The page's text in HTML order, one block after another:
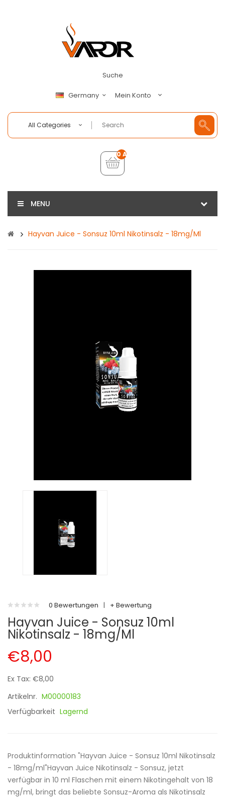
Suche
Germany Mein Konto
All Categories
0 Artikel - €0,00
MENU
Hayvan Juice - Sonsuz 10ml Nikotinsalz - 18mg/ml
0 Bewertungen | + Bewertung
Hayvan Juice - Sonsuz 10ml
Nikotinsalz - 18mg/ml
€8,00
Ex Tax: €8,00
Artikelnr. M00000183
Verfügbarkeit Lagernd
Produktinformation "Hayvan Juice - Sonsuz 10ml Nikotinsalz
- 18mg/ml"Hayvan Juice Nikotinsalz - Sonsuz, jetzt
verfügbar in 10 ml Flaschen mit einem Nikotingehalt von 18
mg/ml, bringt das beliebte Sonsuz-Aroma als Nikotinsalz